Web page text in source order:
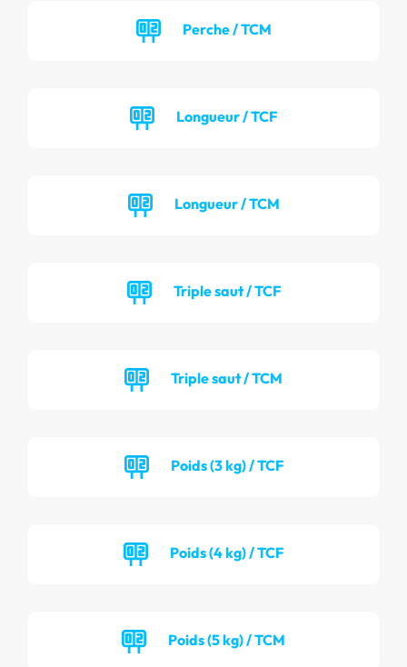
Perche / TCM
Longueur / TCF
Longueur / TCM
Triple saut / TCF
Triple saut / TCM
Poids (3 kg) / TCF
Poids (4 kg) / TCF
Poids (5 kg) / TCM